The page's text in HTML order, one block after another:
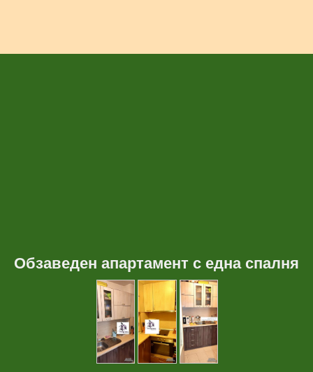
Обзаведен апартамент с една спалня